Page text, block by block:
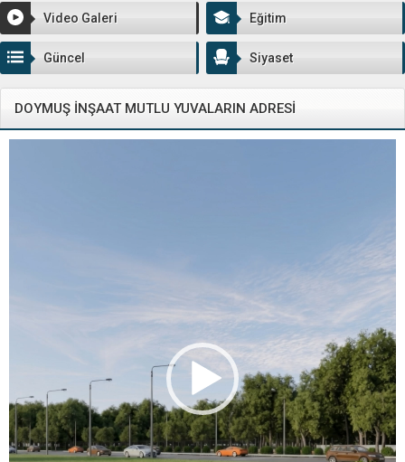
Video Galeri Eğitim
Güncel Siyaset
DOYMUŞ İNŞAAT MUTLU YUVALARIN ADRESİ